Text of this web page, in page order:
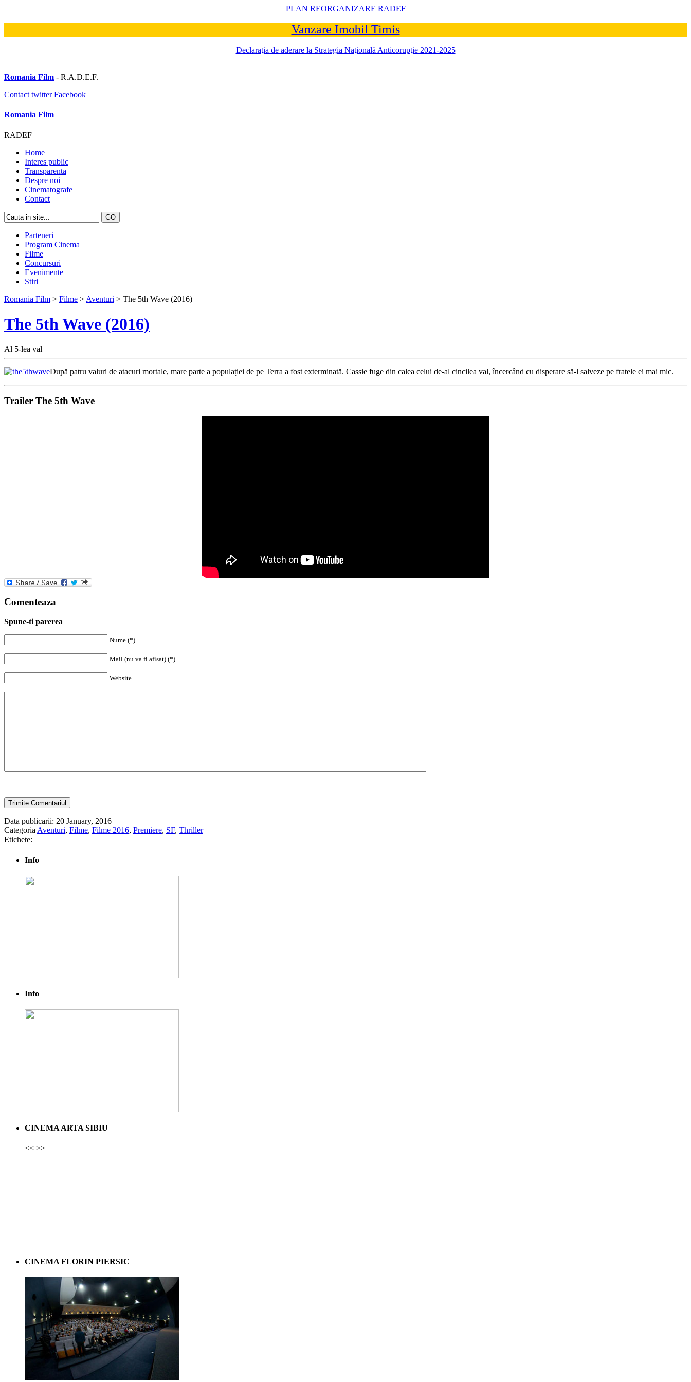
PLAN REORGANIZARE RADEF
Vanzare Imobil Timis
Declaraţia de aderare la Strategia Naţională Anticorupţie 2021-2025
Romania Film - R.A.D.E.F.
Contact twitter Facebook
Romania Film
RADEF
Home
Interes public
Transparenta
Despre noi
Cinematografe
Contact
Parteneri
Program Cinema
Filme
Concursuri
Evenimente
Stiri
Romania Film > Filme > Aventuri > The 5th Wave (2016)
The 5th Wave (2016)
Al 5-lea val
După patru valuri de atacuri mortale, mare parte a populației de pe Terra a fost exterminată. Cassie fuge din calea celui de-al cincilea val, încercând cu disperare să-l salveze pe fratele ei mai mic.
Trailer The 5th Wave
Comenteaza
Spune-ti parerea
Nume (*)
Mail (nu va fi afisat) (*)
Website
Data publicarii: 20 January, 2016
Categoria Aventuri, Filme, Filme 2016, Premiere, SF, Thriller
Etichete:
Info
Info
CINEMA ARTA SIBIU
<< >>
CINEMA FLORIN PIERSIC